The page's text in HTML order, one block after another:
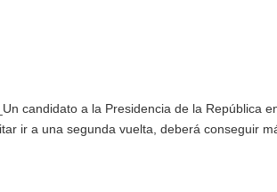
candidato a la Presidencia de la República
ir a una segunda vuelta, deberá conseguir